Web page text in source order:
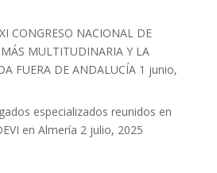
CONGRESO NACIONAL DE
MULTITUDINARIA Y LA
FUERA DE ANDALUCÍA 1 junio,
especializados reunidos en
en Almería 2 julio, 2025